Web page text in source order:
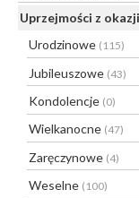
Uprzejmości z
Urodzinowe (115)
Jubileuszowe (43)
Kondolencje (0)
Wielkanocne (47)
Zaręczynowe (4)
Weselne (100)